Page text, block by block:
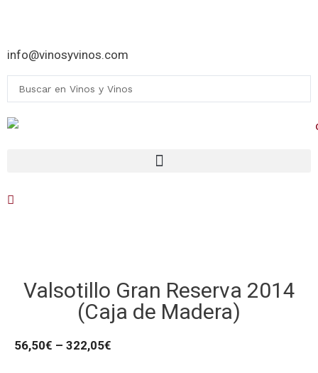
info@vinosyvinos.com
Valsotillo Gran Reserva 2014
(Caja de Madera)
56,50€ – 322,05€